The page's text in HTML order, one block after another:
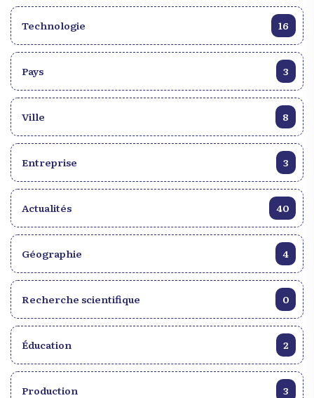
Technologie 16
Pays 3
Ville 8
Entreprise 3
Actualités 40
Géographie 4
Recherche scientifique 0
Éducation 2
Production 3